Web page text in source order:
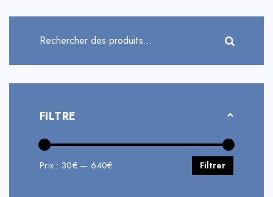
FILTRE
Filtrer
Prix : 30€ — 640€